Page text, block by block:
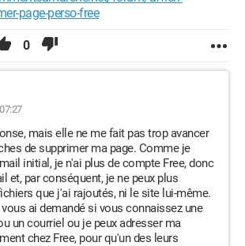
page-perso-free
0
mais elle ne me fait pas trop avancer
de supprimer ma page. Comme je
initial, je n'ai plus de compte Free, donc
et, par conséquent, je ne peux plus
que j'ai rajoutés, ni le site lui-même.
ai demandé si vous connaissez une
un courriel ou je peux adresser ma
chez Free, pour qu'un des leurs